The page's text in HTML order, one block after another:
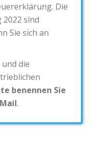
Die
sind
Sie sich an
die
benennen Sie
.